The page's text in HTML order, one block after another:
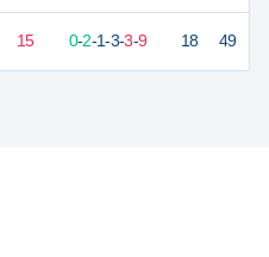
15 0-2-1-3-3-9 18 49